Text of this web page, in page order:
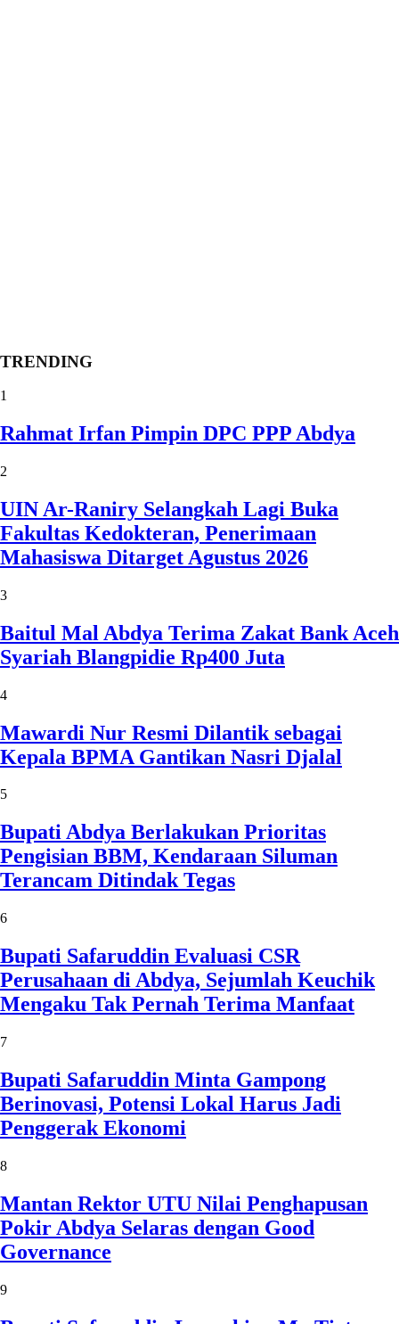
TRENDING
1
Rahmat Irfan Pimpin DPC PPP Abdya
2
UIN Ar-Raniry Selangkah Lagi Buka
Fakultas Kedokteran, Penerimaan
Mahasiswa Ditarget Agustus 2026
3
Baitul Mal Abdya Terima Zakat Bank Aceh
Syariah Blangpidie Rp400 Juta
4
Mawardi Nur Resmi Dilantik sebagai
Kepala BPMA Gantikan Nasri Djalal
5
Bupati Abdya Berlakukan Prioritas
Pengisian BBM, Kendaraan Siluman
Terancam Ditindak Tegas
6
Bupati Safaruddin Evaluasi CSR
Perusahaan di Abdya, Sejumlah Keuchik
Mengaku Tak Pernah Terima Manfaat
7
Bupati Safaruddin Minta Gampong
Berinovasi, Potensi Lokal Harus Jadi
Penggerak Ekonomi
8
Mantan Rektor UTU Nilai Penghapusan
Pokir Abdya Selaras dengan Good
Governance
9